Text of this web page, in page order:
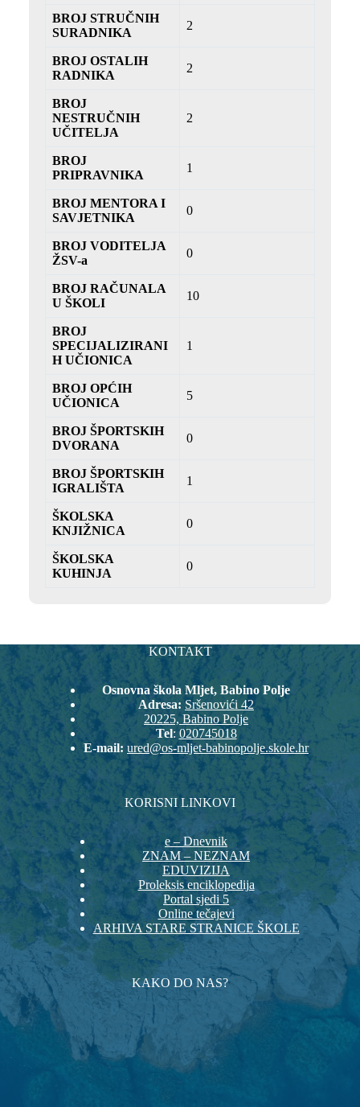
BROJ STRUČNIH
SURADNIKA
2
BROJ OSTALIH
RADNIKA
2
BROJ
NESTRUČNIH
UČITELJA
2
BROJ
PRIPRAVNIKA
1
BROJ MENTORA I
SAVJETNIKA
0
BROJ VODITELJA
ŽSV-a
0
BROJ RAČUNALA
U ŠKOLI
10
BROJ
SPECIJALIZIRANI
H UČIONICA
1
BROJ OPĆIH
UČIONICA
5
BROJ ŠPORTSKIH
DVORANA
0
BROJ ŠPORTSKIH
IGRALIŠTA
1
ŠKOLSKA
KNJIŽNICA
0
ŠKOLSKA
KUHINJA
0
KONTAKT
Osnovna škola Mljet, Babino Polje
Adresa: Sršenovići 42
20225, Babino Polje
Tel: 020745018
E-mail: ured@os-mljet-babinopolje.skole.hr
KORISNI LINKOVI
e – Dnevnik
ZNAM – NEZNAM
EDUVIZIJA
Proleksis enciklopedija
Portal sjedi 5
Online tečajevi
ARHIVA STARE STRANICE ŠKOLE
KAKO DO NAS?